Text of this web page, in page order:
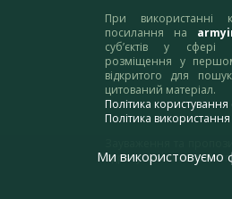
При використанні
посилання на
суб’єктів у сфері
розміщення у
відкритого для
цитований матеріал.
Політика
Політика
адресу:
Ми використовуємо